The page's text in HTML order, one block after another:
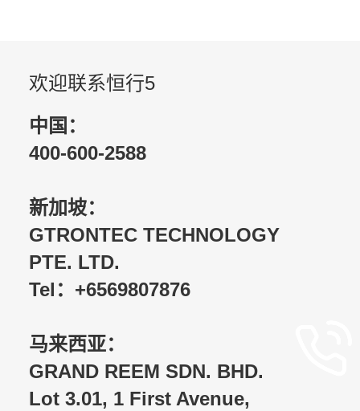
欢迎联系恒行5
中国：
400-600-2588
新加坡：
GTRONTEC TECHNOLOGY
PTE. LTD.
Tel：+6569807876
马来西亚：
GRAND REEM SDN. BHD.
Lot 3.01, 1 First Avenue,